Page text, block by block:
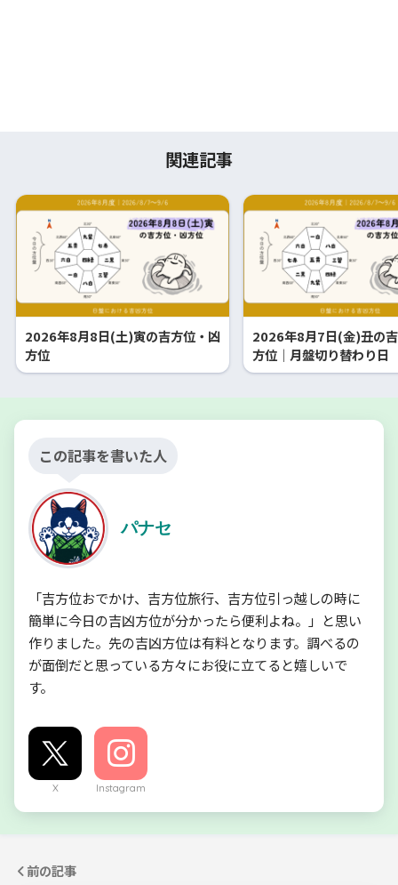
関連記事
2026年8月8日(土)寅の吉方位・凶
方位
2026年8月7日(金)丑の
方位｜月盤切り替わり日
この記事を書いた人
パナセ
「吉方位おでかけ、吉方位旅行、吉方位引っ越しの時に
簡単に今日の吉凶方位が分かったら便利よね。」と思い
作りました。先の吉凶方位は有料となります。調べるの
が面倒だと思っている方々にお役に立てると嬉しいで
す。
X Instagram
前の記事